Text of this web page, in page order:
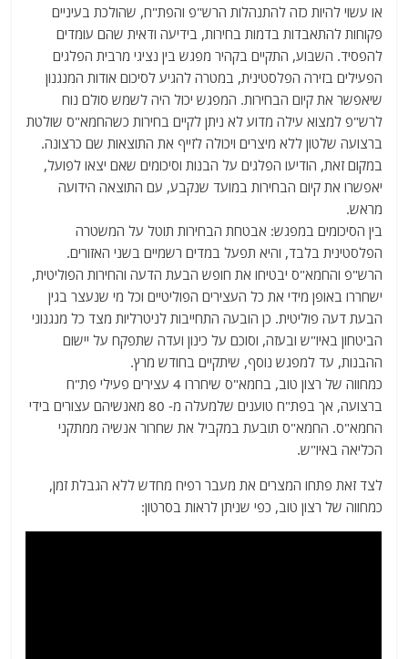
או עשוי להיות כזה להתנהלות הרש"פ והפת"ח, שהולכת בעיניים
פקוחות להתאבדות בדמות בחירות, בידיעה ודאית שהם עומדים
להפסיד. השבוע, התקיים בקהיר מפגש בין נציגי מרבית הפלגים
הפעילים בזירה הפלסטינית, במטרה להגיע לסיכום אודות המנגנון
שיאפשר את קיום הבחירות. המפגש יכול היה לשמש סולם נוח
לרש"פ למצוא עילה מדוע לא ניתן לקיים בחירות כשהחמא"ס שולטת
ברצועה שלטון ללא מיצרים ויכולה לזייף את התוצאות שם כרצונה.
במקום זאת, הודיעו הפלגים על הבנות וסיכומים שאם יצאו לפועל,
יאפשרו את קיום הבחירות במועד שנקבע, עם התוצאה הידועה
מראש.
בין הסיכומים במפגש: אבטחת הבחירות תוטל על המשטרה
הפלסטינית בלבד, והיא תפעל במדים רשמיים בשני האזורים.
הרש"פ והחמא"ס יבטיחו את חופש הבעת הדעה והחירות הפוליטית,
ישחררו באופן מידי את כל העצירים הפוליטיים וכל מי שנעצר בגין
הבעת דעה פוליטית. כן הובעה התחייבות לניטרליות מצד כל מנגנוני
הביטחון באיו"ש ובעזה, וסוכם על כינון ועדה שתפקח על יישום
ההבנות, עד למפגש נוסף, שיתקיים בחודש מרץ.
כמחווה של רצון טוב, בחמא"ס שיחררו 4 עצירים פעילי פת"ח
ברצועה, אך בפת"ח טוענים שלמעלה מ- 80 מאנשיהם עצורים בידי
החמא"ס. החמא"ס תובעת במקביל את שחרור אנשיה ממתקני
הכליאה באיו"ש.
לצד זאת פתחו המצרים את מעבר רפיח מחדש ללא הגבלת זמן,
כמחווה של רצון טוב, כפי שניתן לראות בסרטון: